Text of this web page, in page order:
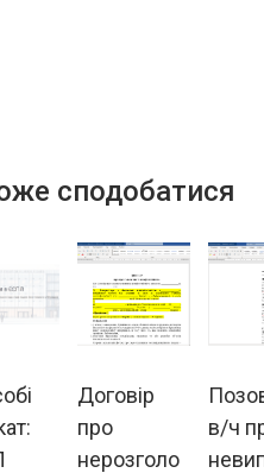
сподобатися
Договір
про
нерозголо
в/ч